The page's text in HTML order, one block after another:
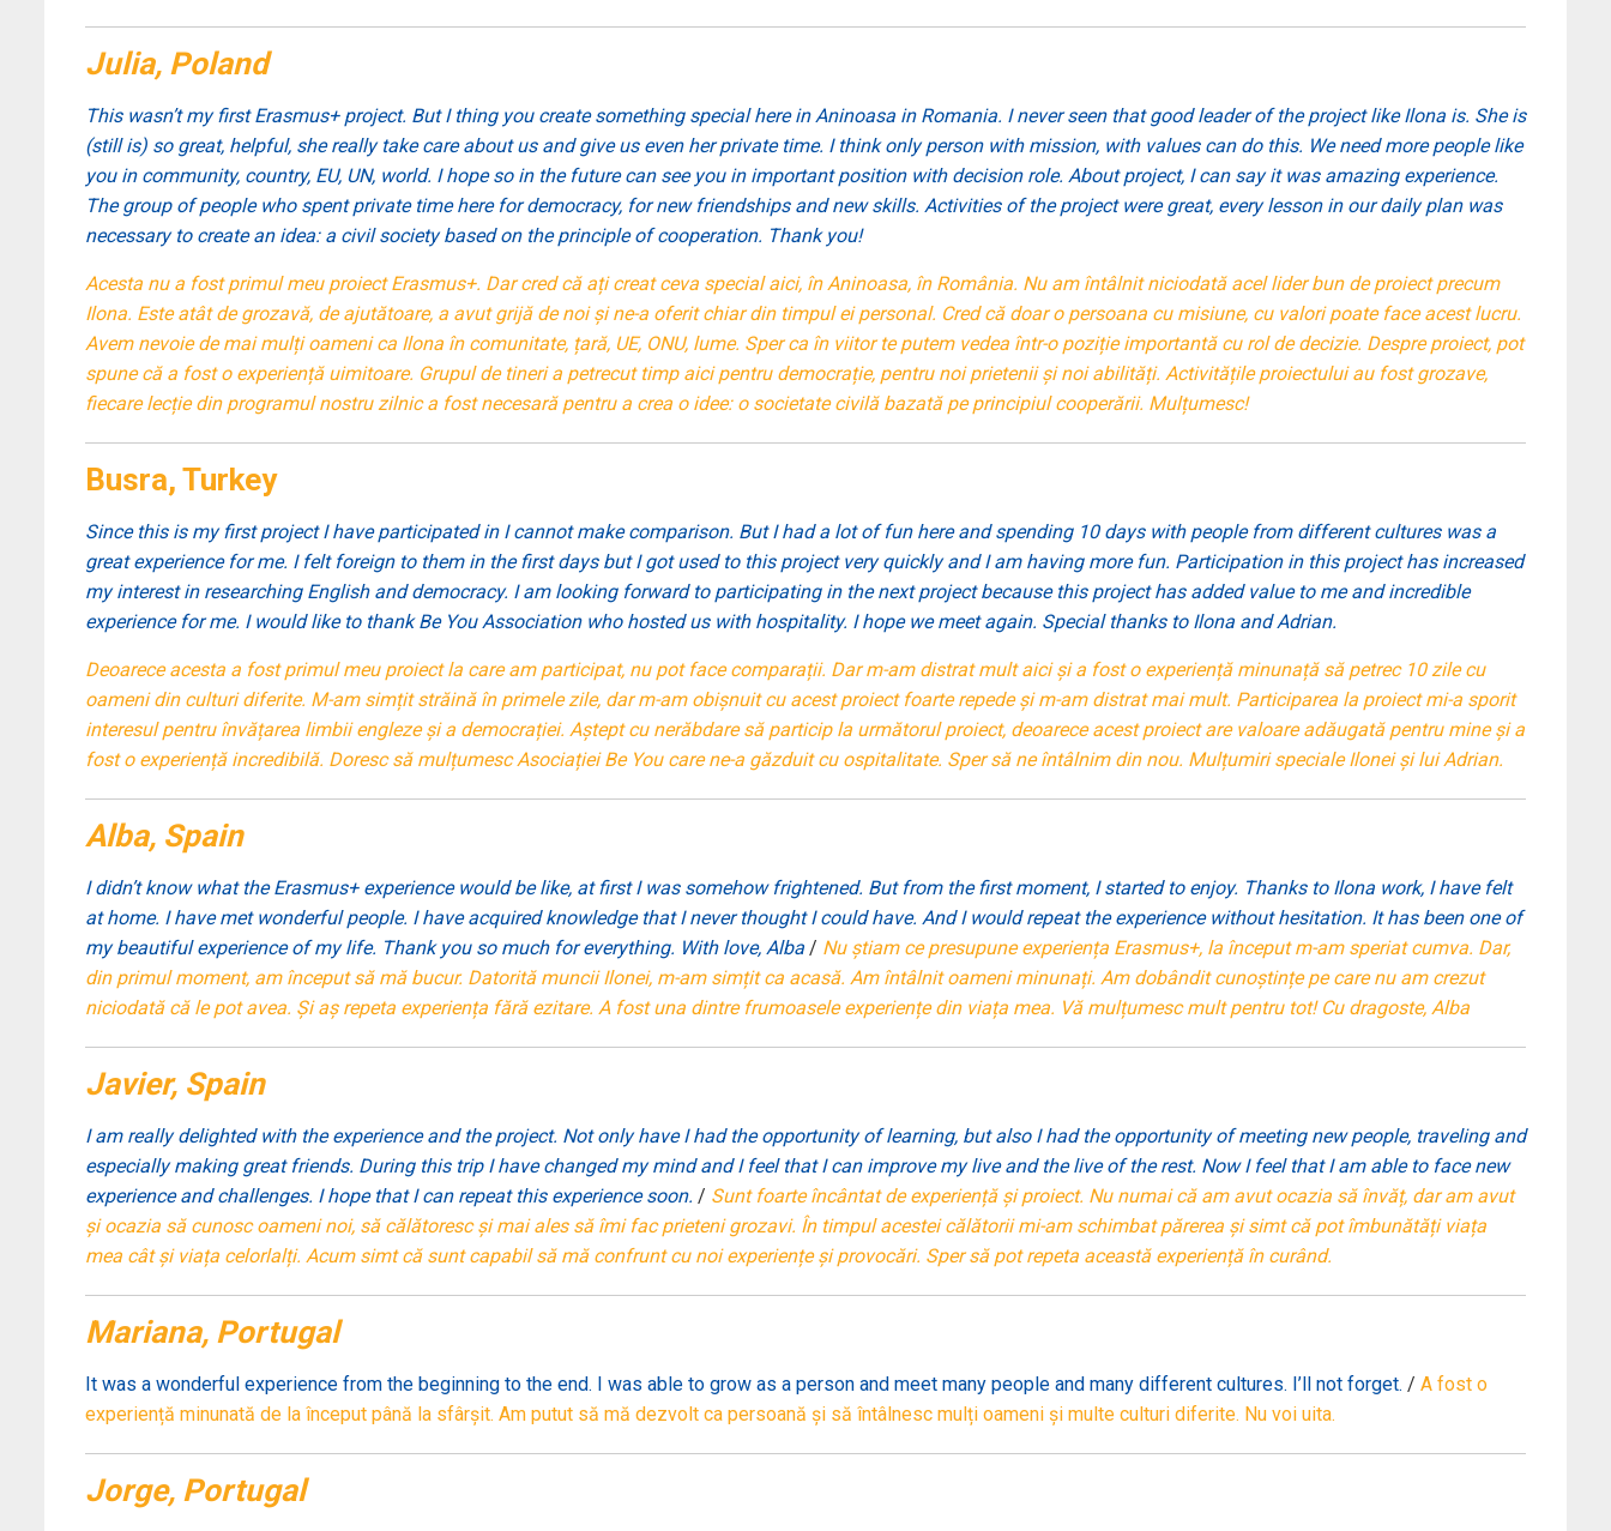
Julia, Poland
This wasn’t my first Erasmus+ project. But I thing you create something special here in Aninoasa in Romania. I never seen that good leader of the project like Ilona is. She is
(still is) so great, helpful, she really take care about us and give us even her private time. I think only person with mission, with values can do this. We need more people like
you in community, country, EU, UN, world. I hope so in the future can see you in important position with decision role. About project, I can say it was amazing experience.
The group of people who spent private time here for democracy, for new friendships and new skills. Activities of the project were great, every lesson in our daily plan was
necessary to create an idea: a civil society based on the principle of cooperation. Thank you!
Acesta nu a fost primul meu proiect Erasmus+. Dar cred că ați creat ceva special aici, în Aninoasa, în România. Nu am întâlnit niciodată acel lider bun de proiect precum
Ilona. Este atât de grozavă, de ajutătoare, a avut grijă de noi și ne-a oferit chiar din timpul ei personal. Cred că doar o persoana cu misiune, cu valori poate face acest lucru.
Avem nevoie de mai mulți oameni ca Ilona în comunitate, țară, UE, ONU, lume. Sper ca în viitor te putem vedea într-o poziție importantă cu rol de decizie. Despre proiect, pot
spune că a fost o experiență uimitoare. Grupul de tineri a petrecut timp aici pentru democrație, pentru noi prietenii și noi abilități. Activitățile proiectului au fost grozave,
fiecare lecție din programul nostru zilnic a fost necesară pentru a crea o idee: o societate civilă bazată pe principiul cooperării. Mulțumesc!
Busra, Turkey
Since this is my first project I have participated in I cannot make comparison. But I had a lot of fun here and spending 10 days with people from different cultures was a
great experience for me. I felt foreign to them in the first days but I got used to this project very quickly and I am having more fun. Participation in this project has increased
my interest in researching English and democracy. I am looking forward to participating in the next project because this project has added value to me and incredible
experience for me. I would like to thank Be You Association who hosted us with hospitality. I hope we meet again. Special thanks to Ilona and Adrian.
Deoarece acesta a fost primul meu proiect la care am participat, nu pot face comparații. Dar m-am distrat mult aici și a fost o experiență minunață să petrec 10 zile cu
oameni din culturi diferite. M-am simțit străină în primele zile, dar m-am obișnuit cu acest proiect foarte repede și m-am distrat mai mult. Participarea la proiect mi-a sporit
interesul pentru învățarea limbii engleze și a democrației. Aștept cu nerăbdare să particip la următorul proiect, deoarece acest proiect are valoare adăugată pentru mine și a
fost o experiență incredibilă. Doresc să mulțumesc Asociației Be You care ne-a găzduit cu ospitalitate. Sper să ne întâlnim din nou. Mulțumiri speciale Ilonei și lui Adrian.
Alba, Spain
I didn’t know what the Erasmus+ experience would be like, at first I was somehow frightened. But from the first moment, I started to enjoy. Thanks to Ilona work, I have felt
at home. I have met wonderful people. I have acquired knowledge that I never thought I could have. And I would repeat the experience without hesitation. It has been one of
my beautiful experience of my life. Thank you so much for everything. With love, Alba / Nu știam ce presupune experiența Erasmus+, la început m-am speriat cumva. Dar,
din primul moment, am început să mă bucur. Datorită muncii Ilonei, m-am simțit ca acasă. Am întâlnit oameni minunați. Am dobândit cunoștințe pe care nu am crezut
niciodată că le pot avea. Și aș repeta experiența fără ezitare. A fost una dintre frumoasele experiențe din viața mea. Vă mulțumesc mult pentru tot! Cu dragoste, Alba
Javier, Spain
I am really delighted with the experience and the project. Not only have I had the opportunity of learning, but also I had the opportunity of meeting new people, traveling and
especially making great friends. During this trip I have changed my mind and I feel that I can improve my live and the live of the rest. Now I feel that I am able to face new
experience and challenges. I hope that I can repeat this experience soon. / Sunt foarte încântat de experiență și proiect. Nu numai că am avut ocazia să învăț, dar am avut
și ocazia să cunosc oameni noi, să călătoresc și mai ales să îmi fac prieteni grozavi. În timpul acestei călătorii mi-am schimbat părerea și simt că pot îmbunătăți viața
mea cât și viața celorlalți. Acum simt că sunt capabil să mă confrunt cu noi experiențe și provocări. Sper să pot repeta această experiență în curând.
Mariana, Portugal
It was a wonderful experience from the beginning to the end. I was able to grow as a person and meet many people and many different cultures. I’ll not forget. / A fost o
experiență minunată de la început până la sfârșit. Am putut să mă dezvolt ca persoană și să întâlnesc mulți oameni și multe culturi diferite. Nu voi uita.
Jorge, Portugal